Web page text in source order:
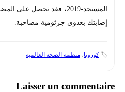
المستجد-2019، فقد تحصل على
إصابتك بعدوى جرثومية مصاحبة.
🏷️ كورونا، منظمة الصحة العالمية
Laisser un commentaire